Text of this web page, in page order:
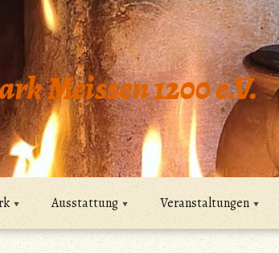
Meissen 1200 e.V.
Ausstattung Veranstaltungen